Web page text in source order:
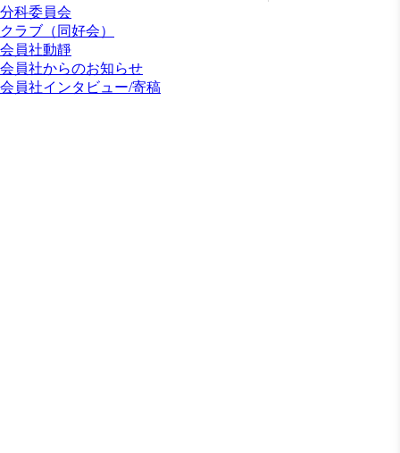
分科委員会
クラブ（同好会）
会員社動靜
会員社からのお知らせ
会員社インタビュー/寄稿